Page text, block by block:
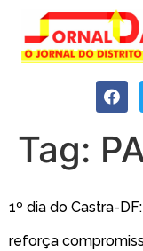
Tag:
1º dia do Castra-
reforça